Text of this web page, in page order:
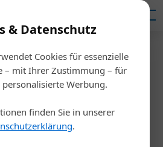
& Datenschutz
Cookies für essenzielle
– mit Ihrer Zustimmung – für
Werbung.
finden Sie in unserer
.
/Persönlichkeiten
mit Werberat
darf Grenzen